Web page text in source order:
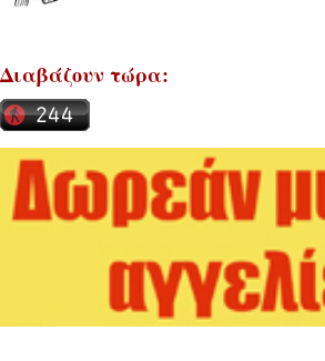
Διαβάζουν τώρα: